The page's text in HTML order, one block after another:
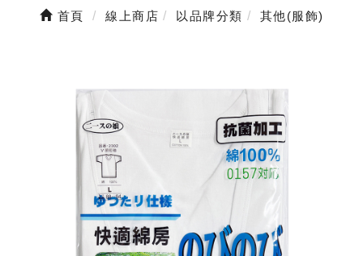
首頁 線上商店 以品牌分類 其他(服飾)